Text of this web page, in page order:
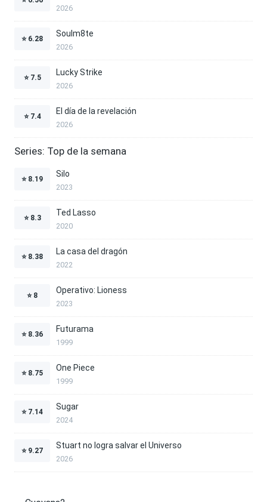
2026
⭐ 6.28
Soulm8te
2026
⭐ 7.5
Lucky Strike
2026
⭐ 7.4
El día de la revelación
2026
Series: Top de la semana
⭐ 8.19
Silo
2023
⭐ 8.3
Ted Lasso
2020
⭐ 8.38
La casa del dragón
2022
⭐ 8
Operativo: Lioness
2023
⭐ 8.36
Futurama
1999
⭐ 8.75
One Piece
1999
⭐ 7.14
Sugar
2024
⭐ 9.27
Stuart no logra salvar el Universo
2026